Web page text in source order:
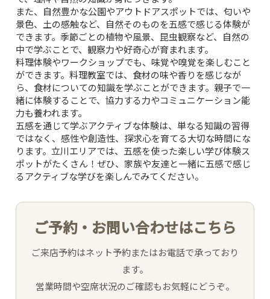
また、自然豊かな公園やアウトドアスポットでは、匂いや
景色、土の感触など、自然そのものを五感で感じる体験が
できます。季節ごとの植物や風景、昆虫観察など、自然の
中で学ぶことで、観察力や好奇心が育まれます。
料理体験やワークショップでも、味覚や嗅覚を楽しむこと
ができます。料理教室では、食材の味や香りを感じなが
ら、食材についての知識を学ぶことができます。親子で一
緒に体験することで、協力する力やコミュニケーション能
力も養われます。
五感を通じて学ぶアクティブな体験は、単なる知識の習得
ではなく、感性や創造性、探求心を育てる大切な時間にな
ります。立川エリアでは、五感を使った楽しい学び体験ス
ポットがたくさん！ぜひ、家族や友達と一緒に五感で感じ
るアクティブな学びを楽しんでみてください。
ご予約・お問い合わせはこちら
ご来店予約はネット予約またはお電話で承っており
ます。
営業時間や空席状況のご確認もお気軽にどうぞ。